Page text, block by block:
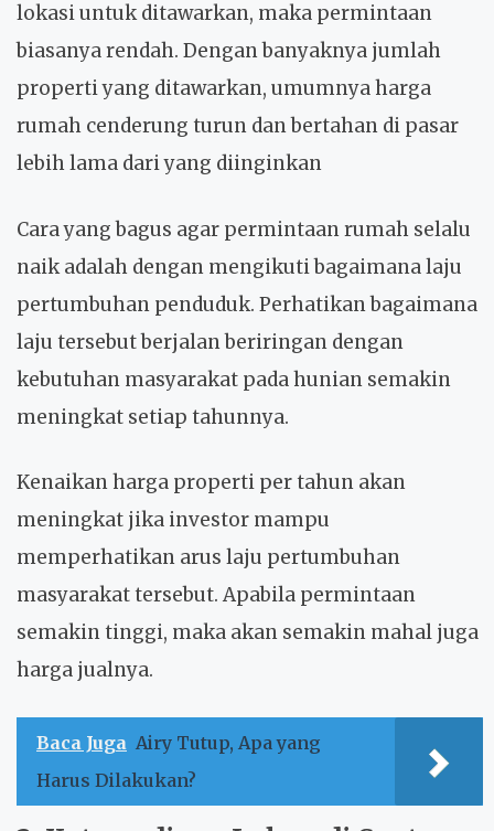
lokasi untuk ditawarkan, maka permintaan
biasanya rendah. Dengan banyaknya jumlah
properti yang ditawarkan, umumnya harga
rumah cenderung turun dan bertahan di pasar
lebih lama dari yang diinginkan
Cara yang bagus agar permintaan rumah selalu
naik adalah dengan mengikuti bagaimana laju
pertumbuhan penduduk. Perhatikan bagaimana
laju tersebut berjalan beriringan dengan
kebutuhan masyarakat pada hunian semakin
meningkat setiap tahunnya.
Kenaikan harga properti per tahun akan
meningkat jika investor mampu
memperhatikan arus laju pertumbuhan
masyarakat tersebut. Apabila permintaan
semakin tinggi, maka akan semakin mahal juga
harga jualnya.
Baca Juga Airy Tutup, Apa yang
Harus Dilakukan?